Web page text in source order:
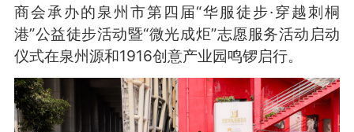
商会承办的泉州市第四届“华服徒步·穿越刺桐
港”公益徒步活动暨“微光成炬”志愿服务活动启动
仪式在泉州源和1916创意产业园鸣锣启行。